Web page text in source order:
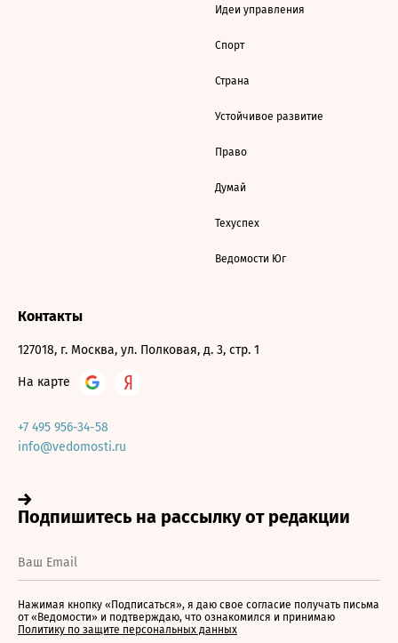
Идеи управления
Спорт
Страна
Устойчивое развитие
Право
Думай
Техуспех
Ведомости Юг
Контакты
127018, г. Москва, ул. Полковая, д. 3, стр. 1
На карте
+7 495 956-34-58
info@vedomosti.ru
Нажимая кнопку «Подписаться», я даю свое согласие получать письма
от «Ведомости» и подтверждаю, что ознакомился и принимаю
Политику по защите персональных данных